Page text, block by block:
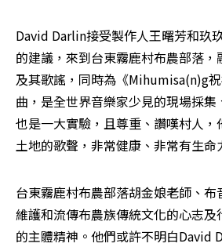
David Darlin接受製作人王曙芳和玖
的建議，來到台東霧鹿村布農部落
及其歌謠，同時為《Mihumisa(n)g
曲，是全世界音樂家少見的現場採集
也是一大實驗，且尊重、讚嘆村人，
土地的歌聲，非常健康、非常有生命
台東霧鹿村布農部落胡金娘老師、
維護和流傳布農族傳統文化的心志及
的主體精神。他們或許不明白David